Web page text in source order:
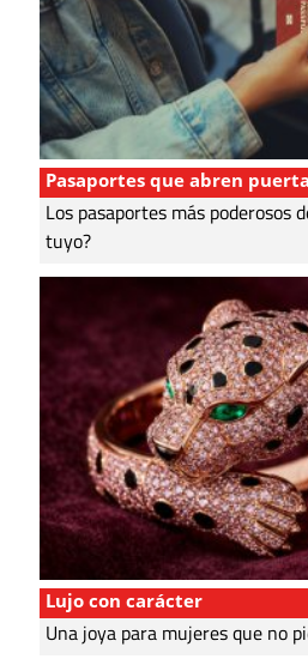
Pasaportes que abren
Los pasaportes más poderosos
tuyo?
Lujo con carácter
Una joya para mujeres que no